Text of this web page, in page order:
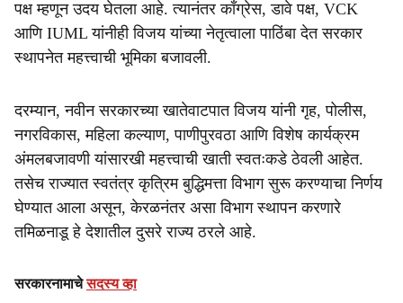
पक्ष म्हणून उदय घेतला आहे. त्यानंतर काँग्रेस, डावे पक्ष, VCK
आणि IUML यांनीही विजय यांच्या नेतृत्वाला पाठिंबा देत सरकार
स्थापनेत महत्त्वाची भूमिका बजावली.
दरम्यान, नवीन सरकारच्या खातेवाटपात विजय यांनी गृह, पोलीस,
नगरविकास, महिला कल्याण, पाणीपुरवठा आणि विशेष कार्यक्रम
अंमलबजावणी यांसारखी महत्त्वाची खाती स्वतःकडे ठेवली आहेत.
तसेच राज्यात स्वतंत्र कृत्रिम बुद्धिमत्ता विभाग सुरू करण्याचा निर्णय
घेण्यात आला असून, केरळनंतर असा विभाग स्थापन करणारे
तमिळनाडू हे देशातील दुसरे राज्य ठरले आहे.
सरकारनामाचेसदस्य व्हा